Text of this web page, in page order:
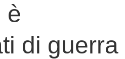
è
di guerra